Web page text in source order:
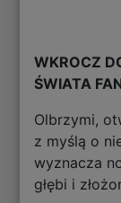
WKROCZ
ŚWIATA
Olbrzymi,
z myślą o
wyznacza
głębi i